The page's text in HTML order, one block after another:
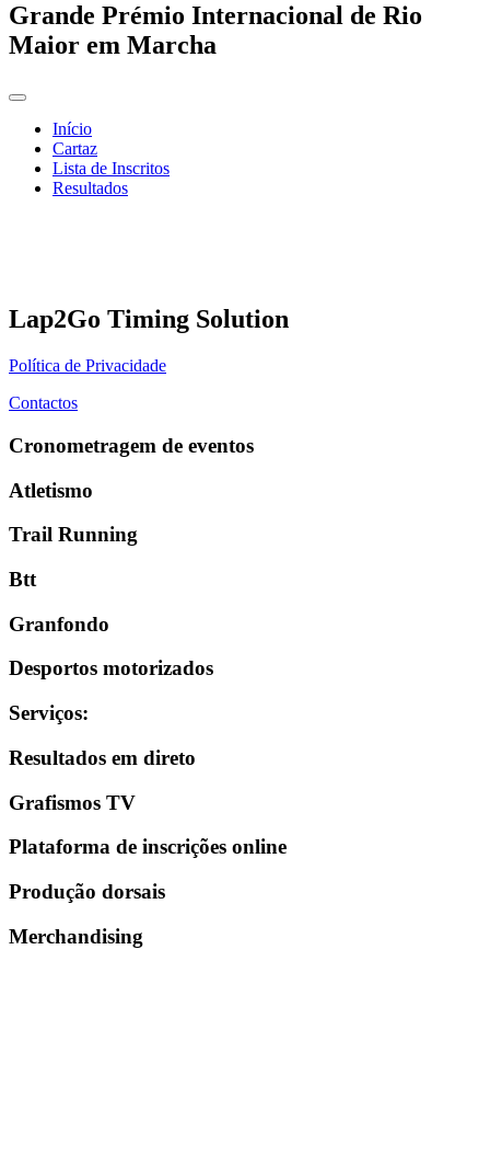
Grande Prémio Internacional de Rio
Maior em Marcha
Início
Cartaz
Lista de Inscritos
Resultados
Lap2Go Timing Solution
Política de Privacidade
Contactos
Cronometragem de eventos
Atletismo
Trail Running
Btt
Granfondo
Desportos motorizados
Serviços:
Resultados em direto
Grafismos TV
Plataforma de inscrições online
Produção dorsais
Merchandising